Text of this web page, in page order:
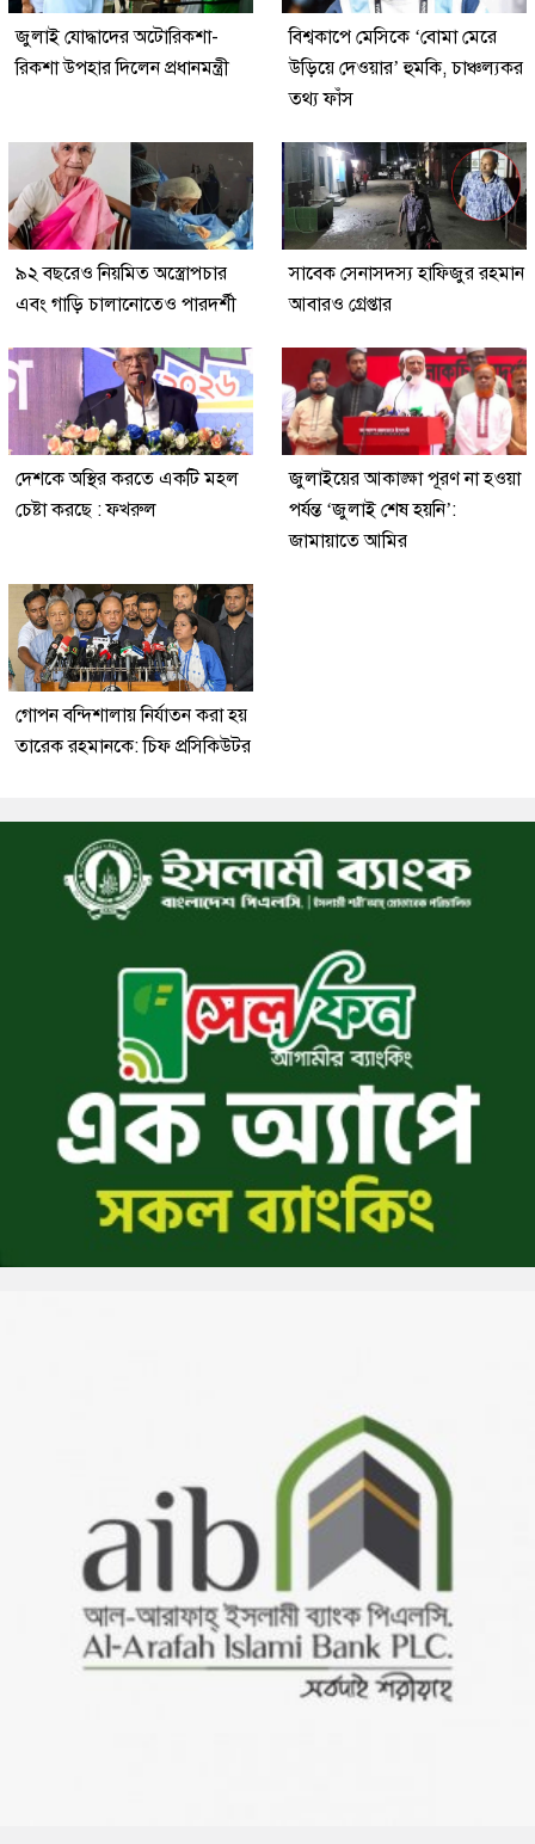
জুলাই যোদ্ধাদের অটোরিকশা-
রিকশা উপহার দিলেন প্রধানমন্ত্রী
বিশ্বকাপে মেসিকে ‘বোমা মেরে
উড়িয়ে দেওয়ার’ হুমকি, চাঞ্চল্যকর
তথ্য ফাঁস
৯২ বছরেও নিয়মিত অস্ত্রোপচার
এবং গাড়ি চালানোতেও পারদর্শী
সাবেক সেনাসদস্য হাফিজুর রহমান
আবারও গ্রেপ্তার
দেশকে অস্থির করতে একটি মহল
চেষ্টা করছে : ফখরুল
জুলাইয়ের আকাঙ্ক্ষা পূরণ না হওয়া
পর্যন্ত ‘জুলাই শেষ হয়নি’:
জামায়াতে আমির
গোপন বন্দিশালায় নির্যাতন করা হয়
তারেক রহমানকে: চিফ প্রসিকিউটর